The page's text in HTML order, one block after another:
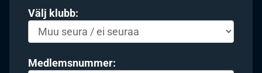
Välj klubb:
Medlemsnummer: